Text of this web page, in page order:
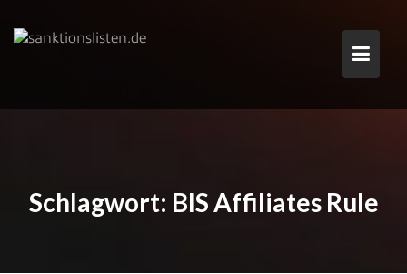
content
Schlagwort: BIS Affiliates Rule